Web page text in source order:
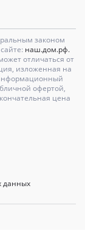
законом
наш.дом.рф.
отличаться от
изложенная на
офертой,
цена
данных